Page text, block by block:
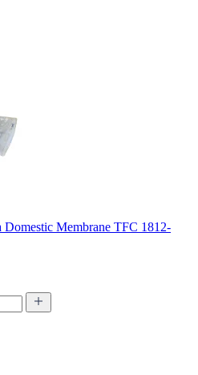
Membrane TFC 1812-